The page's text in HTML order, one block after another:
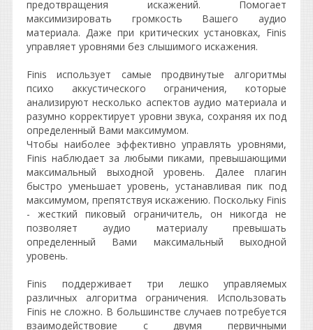
предотвращения искажений. Помогает
максимизировать громкость Вашего аудио
материала. Даже при критических установках, Finis
управляет уровнями без слышимого искажения.
Finis использует самые продвинутые алгоритмы
психо аккустического ограничения, которые
анализируют несколько аспектов аудио материала и
разумно корректирует уровни звука, сохраняя их под
определенный Вами максимумом.
Чтобы наиболее эффективно управлять уровнями,
Finis наблюдает за любыми пиками, превышающими
максимальный выходной уровень. Далее плагин
быстро уменьшает уровень, устанавливая пик под
максимумом, препятствуя искажению. Поскольку Finis
- жесткий пиковый ограничитель, он никогда не
позволяет аудио материалу превышать
определенный Вами максимальный выходной
уровень.
Finis поддерживает три лешко управляемых
различных алгоритма ограничения. Использовать
Finis не сложно. В большинстве случаев потребуется
взаимодействовие с двумя первичными